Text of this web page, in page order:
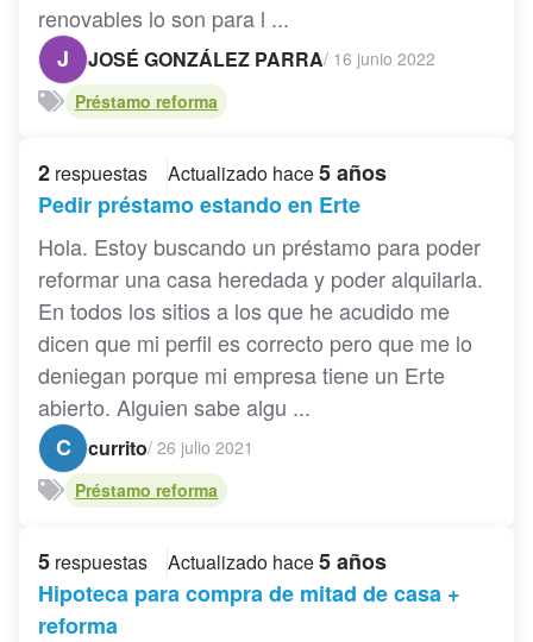
renovables lo son para l ...
J
JOSÉ GONZÁLEZ PARRA/ 16 junio 2022
Préstamo reforma
2 respuestas Actualizado hace5 años
Pedir préstamo estando en Erte
Hola. Estoy buscando un préstamo para poder
reformar una casa heredada y poder alquilarla.
En todos los sitios a los que he acudido me
dicen que mi perfil es correcto pero que me lo
deniegan porque mi empresa tiene un Erte
abierto. Alguien sabe algu ...
C
currito/ 26 julio 2021
Préstamo reforma
5 respuestas Actualizado hace5 años
Hipoteca para compra de mitad de casa +
reforma